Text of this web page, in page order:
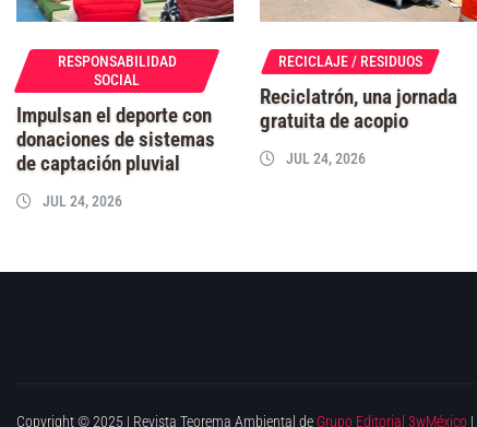
RESPONSABILIDAD
SOCIAL
Impulsan el deporte con
donaciones de sistemas
de captación pluvial
JUL 24, 2026
RECICLAJE / RESIDUOS
Reciclatrón, una jornada
gratuita de acopio
JUL 24, 2026
Copyright © 2025 | Revista Teorema Ambiental de Grupo Editorial 3wMéxico |